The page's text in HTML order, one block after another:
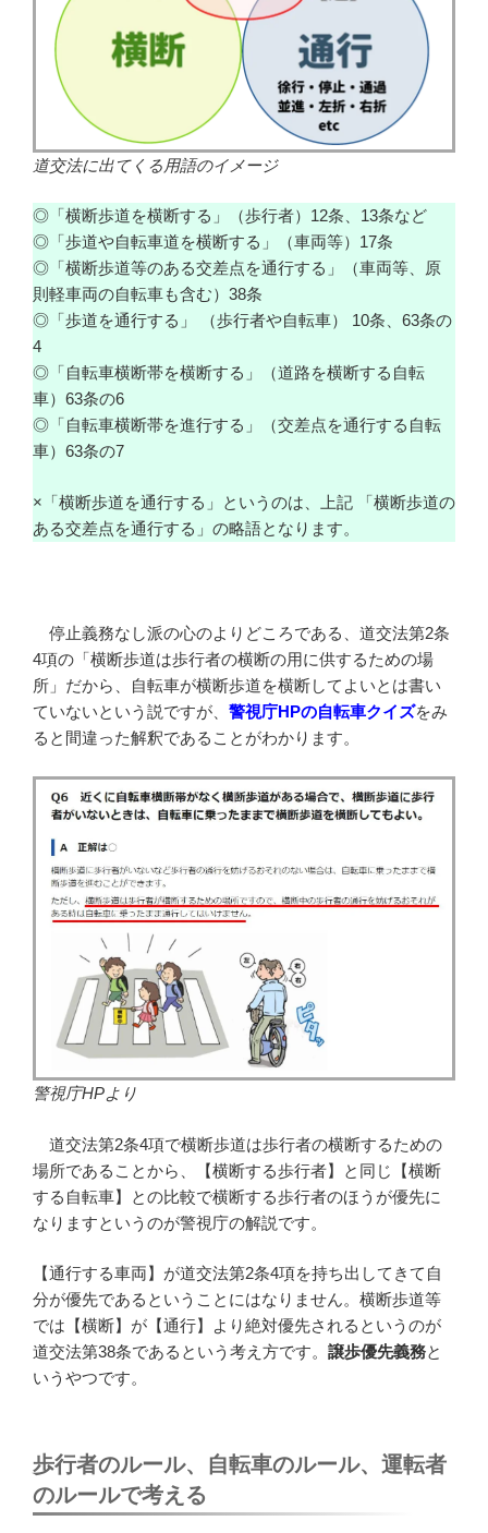
道交法に出てくる用語のイメージ
◎「横断歩道を横断する」（歩行者）12条、13条など
◎「歩道や自転車道を横断する」（車両等）17条
◎「横断歩道等のある交差点を通行する」（車両等、原
則軽車両の自転車も含む）38条
◎「歩道を通行する」 （歩行者や自転車） 10条、63条の
4
◎「自転車横断帯を横断する」（道路を横断する自転
車）63条の6
◎「自転車横断帯を進行する」（交差点を通行する自転
車）63条の7
×「横断歩道を通行する」というのは、上記 「横断歩道の
ある交差点を通行する」の略語となります。
停止義務なし派の心のよりどころである、道交法第2条
4項の「横断歩道は歩行者の横断の用に供するための場
所」だから、自転車が横断歩道を横断してよいとは書い
ていないという説ですが、 警視庁HPの自転車クイズをみ
ると間違った解釈であることがわかります。
警視庁HPより
道交法第2条4項で横断歩道は歩行者の横断するための
場所であることから、【横断する歩行者】と同じ【横断
する自転車】との比較で横断する歩行者のほうが優先に
なりますというのが警視庁の解説です。
【通行する車両】が道交法第2条4項を持ち出してきて自
分が優先であるということにはなりません。横断歩道等
では【横断】が【通行】より絶対優先されるというのが
道交法第38条であるという考え方です。 譲歩優先義務と
いうやつです。
歩行者のルール、自転車のルール、運転者
のルールで考える